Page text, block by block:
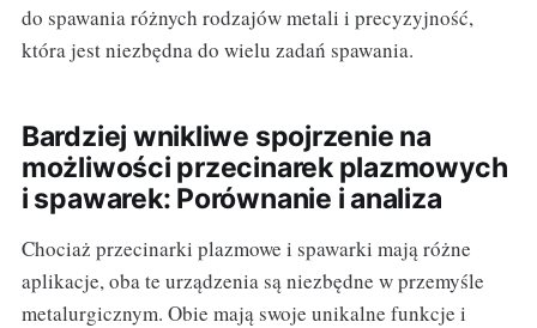
do spawania różnych rodzajów metali i precyzyjność,
która jest niezbędna do wielu zadań spawania.
Bardziej wnikliwe spojrzenie na
możliwości przecinarek plazmowych
i spawarek: Porównanie i analiza
Chociaż przecinarki plazmowe i spawarki mają różne
aplikacje, oba te urządzenia są niezbędne w przemyśle
metalurgicznym. Obie mają swoje unikalne funkcje i